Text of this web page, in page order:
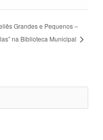
Grandes e Pequenos –
na Biblioteca Municipal